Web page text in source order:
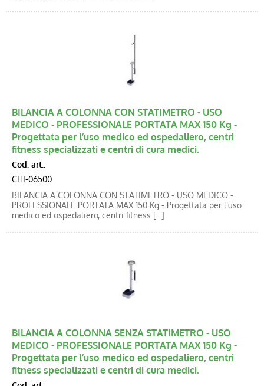
BILANCIA A COLONNA CON STATIMETRO - USO
MEDICO - PROFESSIONALE PORTATA MAX 150 Kg -
Progettata per l’uso medico ed ospedaliero, centri
fitness specializzati e centri di cura medici.
Cod. art.:
CHI-06500
BILANCIA A COLONNA CON STATIMETRO - USO MEDICO -
PROFESSIONALE PORTATA MAX 150 Kg - Progettata per l’uso
medico ed ospedaliero, centri fitness [...]
BILANCIA A COLONNA SENZA STATIMETRO - USO
MEDICO - PROFESSIONALE PORTATA MAX 150 Kg -
Progettata per l’uso medico ed ospedaliero, centri
fitness specializzati e centri di cura medici.